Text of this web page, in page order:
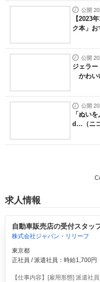
公開
【2023
ク本」
公開
ジェラー
かわい
公開
「ぬい
d…（ニ
求人情報
自動車販売店の受付スタッ
株式会社ジャパン・リリーフ
東京都
正社員 / 派遣社員：時給1,700円
【仕事内容】[雇用形態] 派遣社